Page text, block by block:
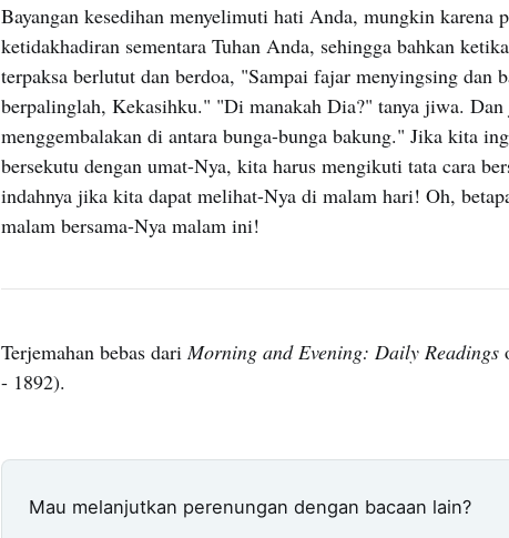
Bayangan kesedihan menyelimuti hati Anda, mungkin karena
ketidakhadiran sementara Tuhan Anda, sehingga bahkan
terpaksa berlutut dan berdoa, "Sampai fajar menyingsing dan
berpalinglah, Kekasihku." "Di manakah Dia?" tanya jiwa. Dan
menggembalakan di antara bunga-bunga bakung." Jika kita
bersekutu dengan umat-Nya, kita harus mengikuti tata cara
indahnya jika kita dapat melihat-Nya di malam hari! Oh,
malam bersama-Nya malam ini!
Terjemahan bebas dariMorning and Evening: Daily Readings
- 1892).
Mau melanjutkan perenungan dengan bacaan lain?